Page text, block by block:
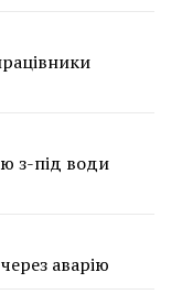
з-під води
аварію